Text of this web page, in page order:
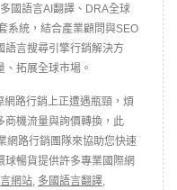
國語言AI翻譯、DRA全球
系統，結合產業顧問與SEO
語言搜尋引擎行銷解決方
拓展全球市場。
路行銷上正遭遇瓶頸，煩
商機流量與詢價轉換，此
網路行銷團隊來協助您快速
球暢貨提供許多專業國際網
網站, 多國語言翻譯,